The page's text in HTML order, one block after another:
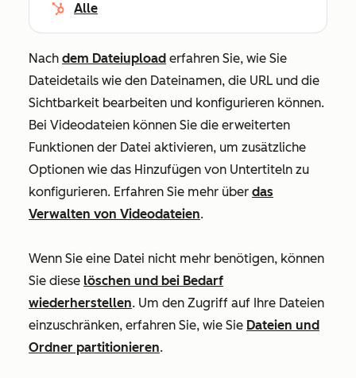
Alle
Nach dem Dateiupload erfahren Sie, wie Sie
Dateidetails wie den Dateinamen, die URL und die
Sichtbarkeit bearbeiten und konfigurieren können.
Bei Videodateien können Sie die erweiterten
Funktionen der Datei aktivieren, um zusätzliche
Optionen wie das Hinzufügen von Untertiteln zu
konfigurieren. Erfahren Sie mehr über das
Verwalten von Videodateien.
Wenn Sie eine Datei nicht mehr benötigen, können
Sie diese löschen und bei Bedarf
wiederherstellen. Um den Zugriff auf Ihre Dateien
einzuschränken, erfahren Sie, wie Sie Dateien und
Ordner partitionieren.